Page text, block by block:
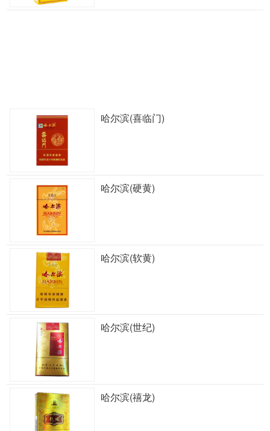
哈尔滨(喜临门)
哈尔滨(硬黄)
哈尔滨(软黄)
哈尔滨(世纪)
哈尔滨(禧龙)